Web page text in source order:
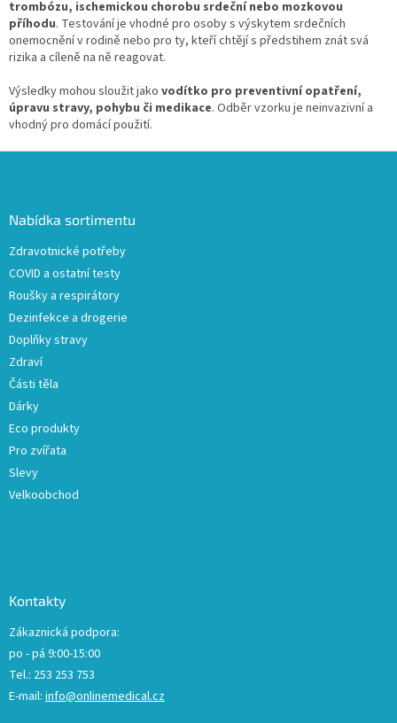
v
k
y
p
i
trombózu, ischemickou chorobu srdeční nebo mozkovou
příhodu. Testování je vhodné pro osoby s výskytem srdečních
onemocnění v rodině nebo pro ty, kteří chtějí s předstihem znát svá
rizika a cíleně na ně reagovat.
Výsledky mohou sloužit jako vodítko pro preventivní opatření,
úpravu stravy, pohybu či medikace. Odběr vzorku je neinvazivní a
vhodný pro domácí použití.
Nabídka sortimentu
Zdravotnické potřeby
COVID a ostatní testy
Roušky a respirátory
Dezinfekce a drogerie
Doplňky stravy
Zdraví
Části těla
Dárky
Eco produkty
Pro zvířata
Slevy
Velkoobchod
Kontakty
Zákaznická podpora:
po - pá 9:00-15:00
Tel.: 253 253 753
E-mail: info@onlinemedical.cz